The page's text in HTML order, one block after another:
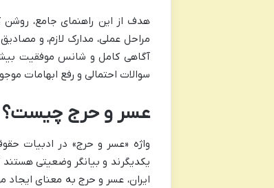
هدف از این راهنمای جامع،
مراحل عملی، مدارک لازم، و
آگاهی کامل و شانس موفقیت
سوالات احتمالی و رفع ابهامات
عسر و حرج چیست؟
واژه «عسر و حرج» در ادبیات
یکدیگرند و بیانگر وضعیتی
ایران، عسر و حرج به معنای